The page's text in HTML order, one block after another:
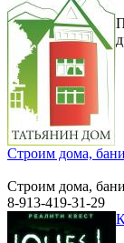
Строим дома,
Строим дома,
8-913-419-31-29